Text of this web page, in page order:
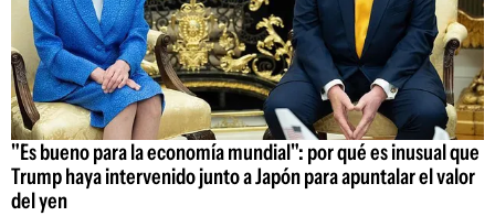
"Es bueno para la economía mundial": por qué es inusual que
Trump haya intervenido junto a Japón para apuntalar el valor
del yen